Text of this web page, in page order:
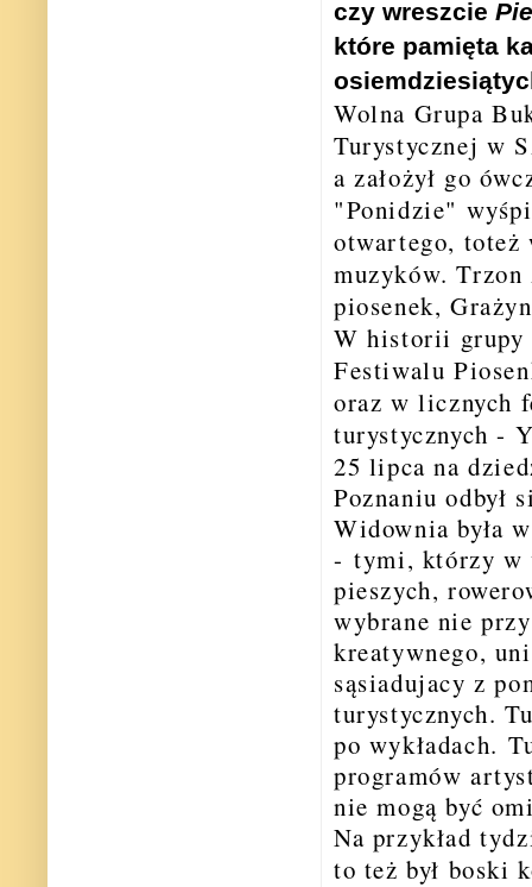
czy wreszcie
które pamięta
Wolna Grupa
Turystycznej w
a założył go
"Ponidzie"
otwartego, toteż
muzyków.
piosenek,
W historii grupy
Festiwalu
oraz w licznych
turystycznych -
25 lipca na
Poznaniu odbył
Widownia była
- tymi, którzy w
pieszych,
wybrane nie
kreatywnego,
sąsiadujacy z
turystycznych.
po wykładach.
programów
nie mogą być
Na przykład
to też był boski